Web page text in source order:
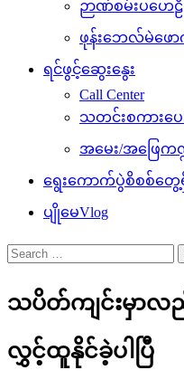
ဉာဏ်စမ်းပဟေဠိ
ဖုန်းဘေလ်မဲဖော
ရင်ဖွင့်ဆွေးနွေး
Call Center
သတင်းစကားပေ
အမေး/အဖြေက
ရွေးကောက်ပွဲစိစစ်တွေ့ရှိ
ပျိုမေVlog
Search
for:
သပိတ်ကျင်းမှာလ
လွှင့်ထူနိုင်ခဲ့ပါပြီ